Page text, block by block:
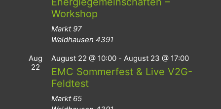
Workshop
Markt 97
Waldhausen 4391
Aug
22
August 22 @ 10:00 - August 23 @ 17:00
EMC Sommerfest & Live V2G-
Feldtest
Markt 65